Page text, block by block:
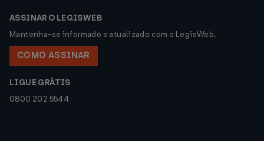
ASSINAR O LEGISWEB
Mantenha-se informado e atualizado com o LegisWeb.
COMO ASSINAR
LIGUE GRÁTIS
0800 202 5544